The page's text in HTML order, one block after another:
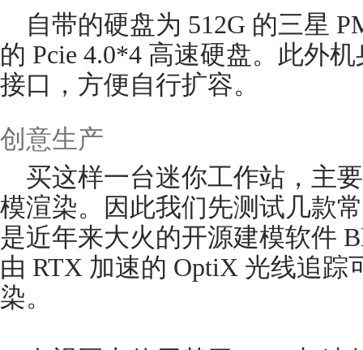
自带的硬盘为 512G 的三星
的 Pcie 4.0*4 高速硬盘。此外
接口，方便自行扩容。
创意生产
买这样一台迷你工作站，主
模渲染。因此我们先测试几款
是近年来大火的开源建模软件
由 RTX 加速的 OptiX 光线追踪
染。